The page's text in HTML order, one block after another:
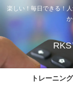
楽しい！毎日できる！
トレーニン